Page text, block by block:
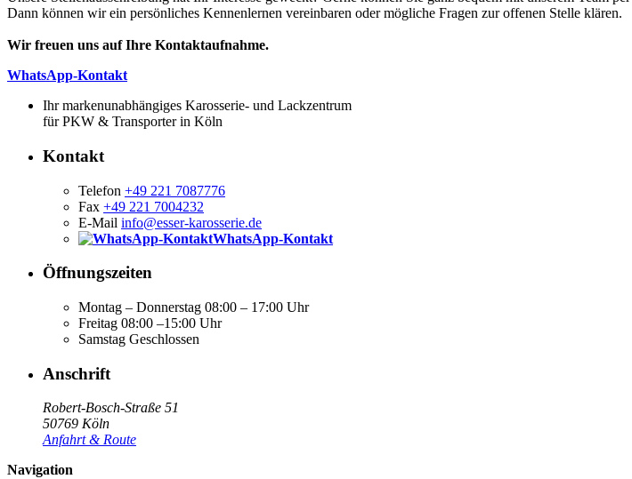
Dann können wir ein persönliches Kennenlernen vereinbaren oder mögliche Fragen zur offenen Stelle klären.
Wir freuen uns auf Ihre Kontaktaufnahme.
WhatsApp-Kontakt
Ihr markenunabhängiges Karosserie- und Lackzentrum
für PKW & Transporter in Köln
Kontakt
Telefon +49 221 7087776
Fax +49 221 7004232
E-Mail info@esser-karosserie.de
WhatsApp-Kontakt
Öffnungszeiten
Montag – Donnerstag 08:00 – 17:00 Uhr
Freitag 08:00 –15:00 Uhr
Samstag Geschlossen
Anschrift
Robert-Bosch-Straße 51
50769 Köln
Anfahrt & Route
Navigation